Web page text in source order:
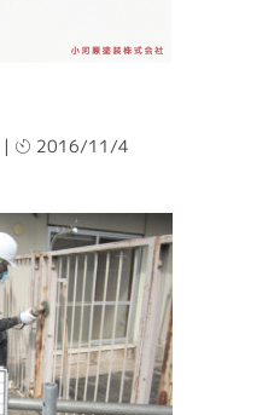
| 2016/11/4